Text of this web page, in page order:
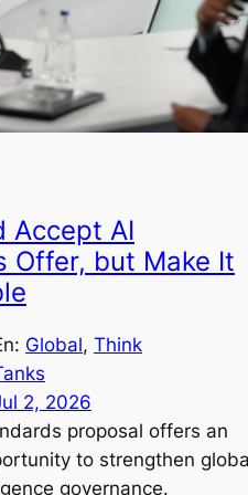
Accept AI
Offer, but Make It
Global, Think
2, 2026
proposal offers an
to strengthen
governance.